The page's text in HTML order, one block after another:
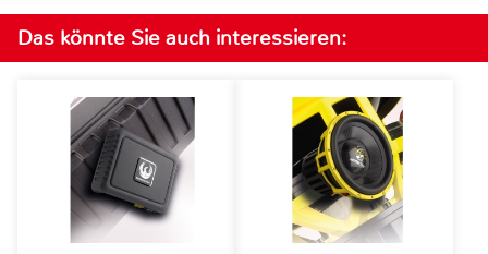
Das könnte Sie auch interessieren: